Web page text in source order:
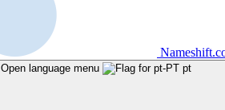
Open language menu pt